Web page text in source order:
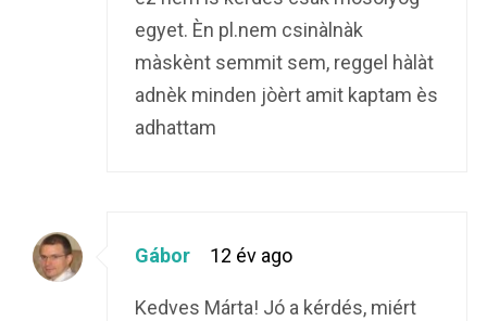
egyet. Èn pl.nem csinàlnàk
màskènt semmit sem, reggel hàlàt
adnèk minden jòèrt amit kaptam ès
adhattam
Gábor 12 év ago
Kedves Márta! Jó a kérdés, miért